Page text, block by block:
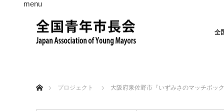
全
menu
プロジェクト
大阪府泉佐野市『いずみさのマッチボック